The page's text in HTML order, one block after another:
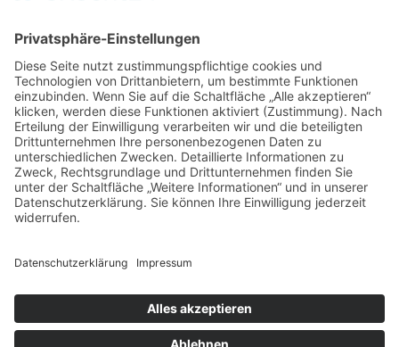
Kupferstraße 36
70565 Stuttgart
Anfahrt
© 2026 Junge Akademie
Stuttgart GmbH
Kontakt
Telefon: 0711 - 78251931
Datenschutzerklärung
Suche